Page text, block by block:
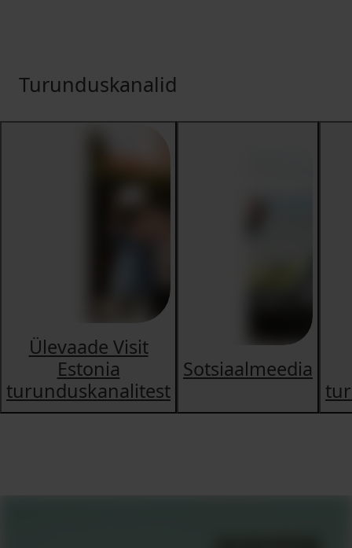
Turunduskanalid
Ülevaade Visit
Estonia
turunduskanalitest
Sotsiaalmeedia